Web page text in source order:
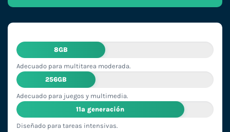
8GB
Adecuado para multitarea moderada.
256GB
Adecuado para juegos y multimedia.
11ª generación
Diseñado para tareas intensivas.